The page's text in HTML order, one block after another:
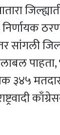
सांगली
पाहता,
३४५